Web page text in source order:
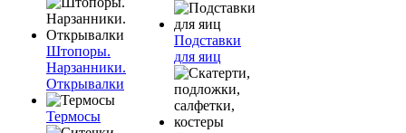
Штопоры.
Нарзанники.
Открывалки
Термосы
Подставки
для яиц